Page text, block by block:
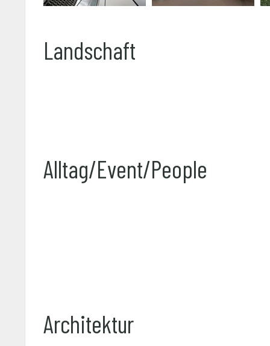
Landschaft
Alltag/Event/People
Architektur